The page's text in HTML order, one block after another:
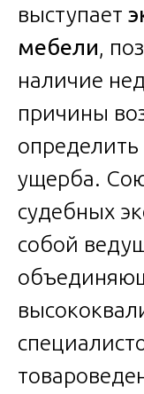
выступает
мебели,
наличие
причины
ущерба.
судебных
собой